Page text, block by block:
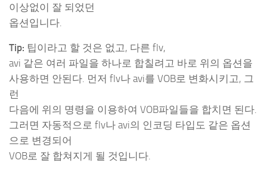
이상없이 잘 되었던
옵션입니다.
Tip: 팁이라고 할 것은 없고, 다른 flv,
avi 같은 여러 파일을 하나로 합칠려고 바로 위의 옵션을
사용하면 안된다. 먼저 flv나 avi를 VOB로 변화시키고, 그
런
다음에 위의 명령을 이용하여 VOB파일들을 합치면 된다.
그러면 자동적으로 flv나 avi의 인코딩 타입도 같은 옵션
으로 변경되어
VOB로 잘 합쳐지게 될 것입니다.